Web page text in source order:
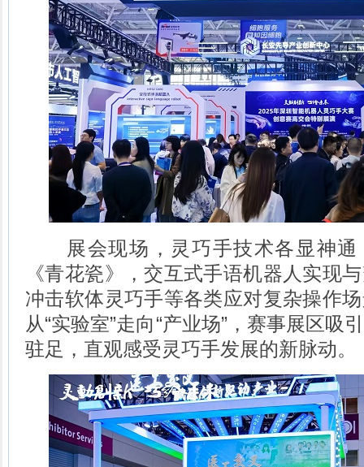
展会现场，灵巧手技术各显神通
《青花瓷》，交互式手语机器人实现
冲击软体灵巧手等各类应对复杂操作
从“实验室”走向“产业场”，赛事展区吸
驻足，直观感受灵巧手发展的新脉动。